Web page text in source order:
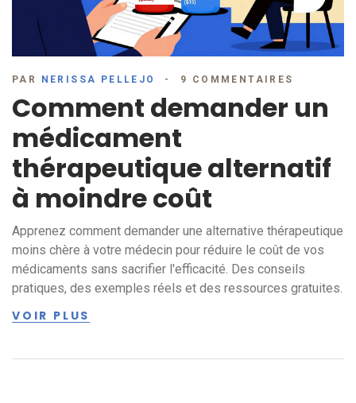
PAR NERISSA PELLEJO 9 COMMENTAIRES
Comment demander un
médicament
thérapeutique alternatif
à moindre coût
Apprenez comment demander une alternative thérapeutique
moins chère à votre médecin pour réduire le coût de vos
médicaments sans sacrifier l'efficacité. Des conseils
pratiques, des exemples réels et des ressources gratuites.
VOIR PLUS